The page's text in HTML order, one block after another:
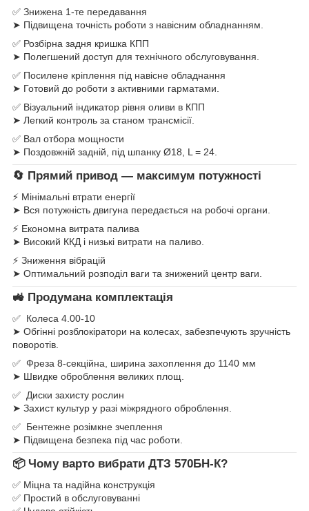
✅ Знижена 1-те передавання
➤ Підвищена точність роботи з навісним обладнанням.
✅ Розбірна задня кришка КПП
➤ Полегшений доступ для технічного обслуговування.
✅ Посилене кріплення під навісне обладнання
➤ Готовий до роботи з активними гарматами.
✅ Візуальний індикатор рівня оливи в КПП
➤ Легкий контроль за станом трансмісії.
✅ Вал отбора мощности
➤ Поздовжній задній, під шпанку Ø18, L = 24.
🔄 Прямий привод — максимум потужності
⚡ Мінімальні втрати енергії
➤ Вся потужність двигуна передається на робочі органи.
⚡ Економна витрата палива
➤ Високий ККД і низькі витрати на паливо.
⚡ Зниження вібрацій
➤ Оптимальний розподіл ваги та знижений центр ваги.
🚜 Продумана комплектація
✅ Колеса 4.00-10
➤ Обгінні розблокіратори на колесах, забезпечують зручність
поворотів.
✅ Фреза 8-секційна, ширина захоплення до 1140 мм
➤ Швидке оброблення великих площ.
✅ Диски захисту рослин
➤ Захист культур у разі міжрядного оброблення.
✅ Бентежне розімкне зчеплення
➤ Підвищена безпека під час роботи.
📦 Чому варто вибрати ДТЗ 570БН-К?
✅ Міцна та надійна конструкція
✅ Простий в обслуговуванні